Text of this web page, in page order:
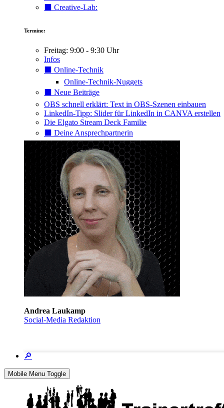
⬛️ Creative-Lab:
Termine:
Freitag: 9:00 - 9:30 Uhr
Infos
⬛️ Online-Technik
Online-Technik-Nuggets
⬛️ Neue Beiträge
OBS schnell erklärt: Text in OBS-Szenen einbauen
LinkedIn-Tipp: Slider für LinkedIn in CANVA erstellen
Die Elgato Stream Deck Familie
⬛️ Deine Ansprechpartnerin
Andrea Laukamp
Social-Media Redaktion
🔎
Mobile Menu Toggle